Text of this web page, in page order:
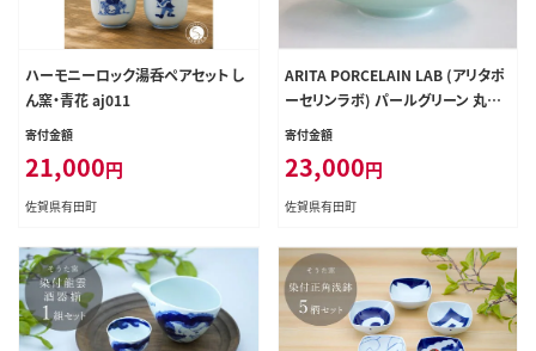
ハーモニーロック湯呑ペアセット し
ん窯・青花 aj011
寄付金額
21,000円
佐賀県有田町
ARITA PORCELAIN LAB (アリタポ
ーセリンラボ) パールグリーン 丸菓
子鉢 有田焼 サラダボウル カレー皿
寄付金額
23,000円
佐賀県有田町